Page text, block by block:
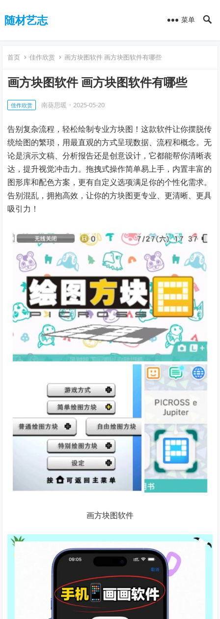
随材艺志 菜单
首页 佳作欣赏 画方块图软件 画方块图软件有哪些
画方块图软件 画方块图软件有哪些
佳作欣赏 南葵思暖 · 2025-05-20
告别复杂流程，轻松绘制专业方块图！这款软件让你摆脱传
统绘图的繁琐，用最直观的方式呈现数据、流程和概念。无
论是演示文稿、分析报告还是创意设计，它都能帮你清晰表
达，提升视觉冲击力。拖拽式操作简单易上手，内置丰富的
图形库和配色方案，更有自定义选项满足你的个性化需求。
告别混乱，拥抱高效，让你的方块图更专业、更清晰、更具
吸引力！
画方块图软件